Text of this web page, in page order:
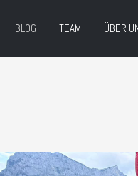
BLOG TEAM ÜBER